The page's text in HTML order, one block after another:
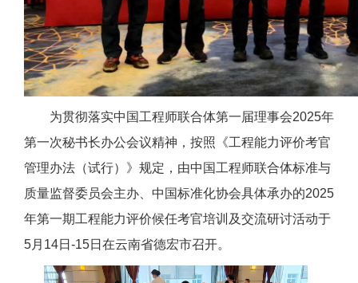
为贯彻落实中国工程师联合体第一届理事会2025年
第一次秘书长办公会议精神，按照《工程能力评价考官
管理办法（试行）》规定，由中国工程师联合体标准与
质量监督委员会主办、中国标准化协会具体承办的2025
年第一期工程能力评价候任考官培训及交流研讨活动于
5月14日-15日在云南省德宏市召开。